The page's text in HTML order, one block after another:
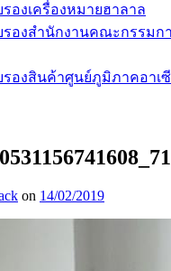
องเครื่องหมายฮาลาล
องสำนักงานคณะกรรมก
องสินค้าศูนย์ภูมิภาคอาเซี
on 14/02/2019